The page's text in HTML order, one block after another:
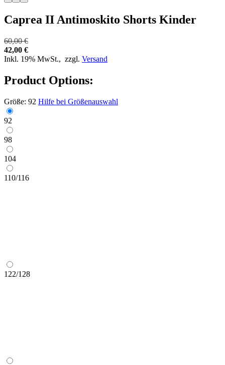
Caprea II Antimoskito Shorts Kinder
60,00 €
42,00 €
Inkl. 19% MwSt., zzgl. Versand
Product Options:
Größe: 92 Hilfe bei Größenauswahl
92
98
104
110/116
122/128